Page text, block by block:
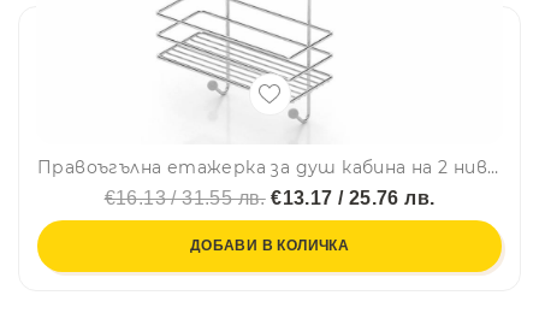
Правоъгълна етажерка за душ кабина на 2 нива TEKNO TEL LM 065, 25х11х62 см, Окачена система, Сребрист
€16.13 / 31.55 лв.€13.17 / 25.76 лв.
ДОБАВИ В КОЛИЧКА